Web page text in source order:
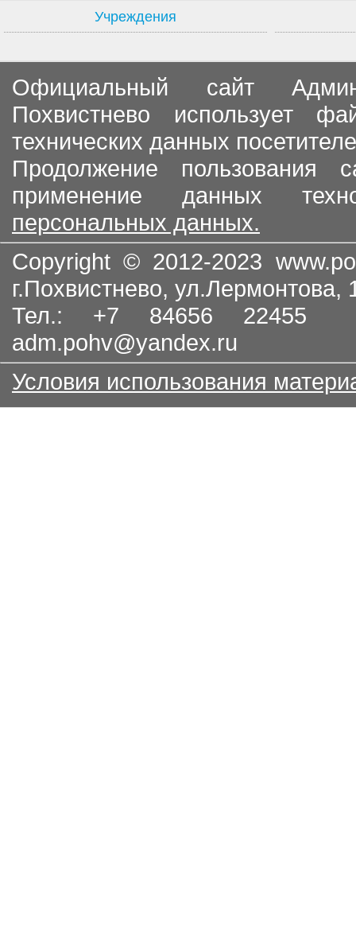
Учреждения
Официальный сайт
Похвистнево использует
технических данных
Продолжение пользования
применение данных
персональных данных.
Copyright © 2012-2023
г.Похвистнево, ул.Лермонтова,
Тел.: +7 84656
adm.pohv@yandex.ru
Условия использования